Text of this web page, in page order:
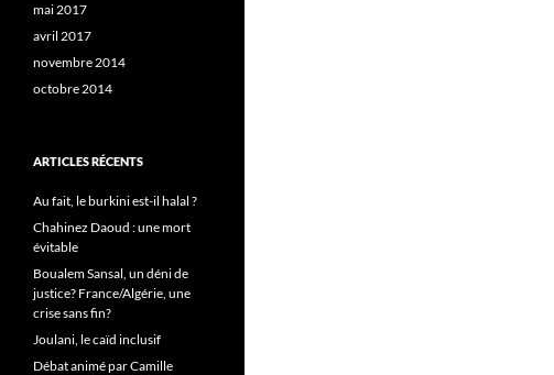
mai 2017
avril 2017
novembre 2014
octobre 2014
ARTICLES RÉCENTS
Au fait, le burkini est-il halal ?
Chahinez Daoud : une mort
évitable
Boualem Sansal, un déni de
justice? France/Algérie, une
crise sans fin?
Joulani, le caïd inclusif
Débat animé par Camille